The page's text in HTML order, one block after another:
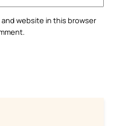
and website in this browser